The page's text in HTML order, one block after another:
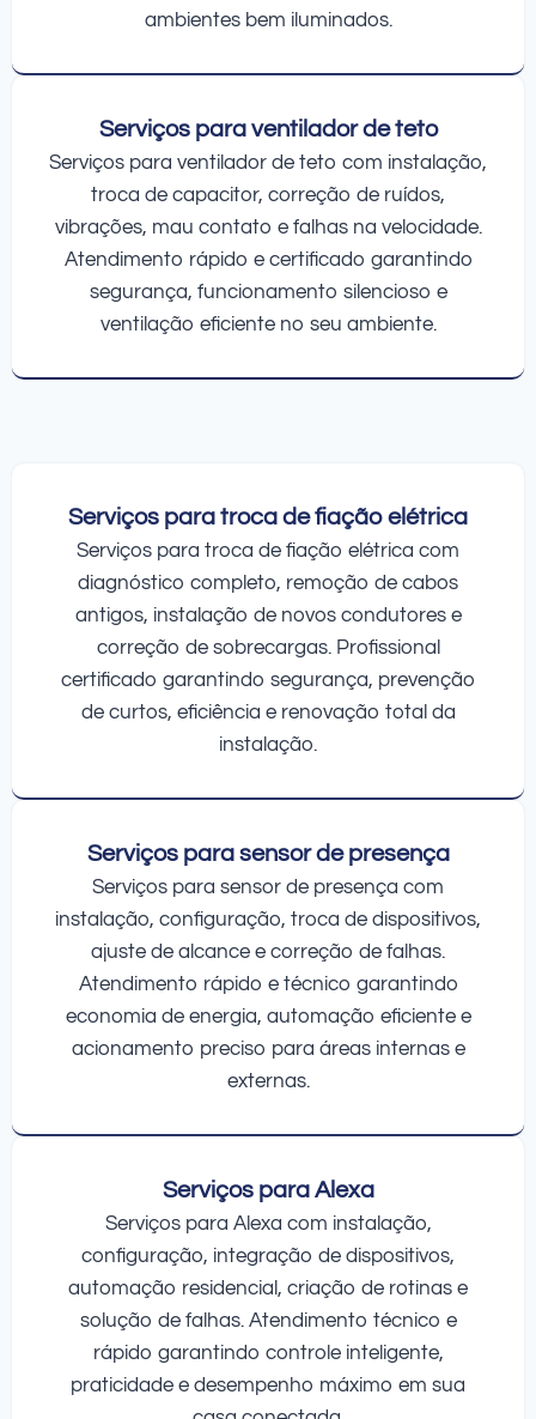
ambientes bem iluminados.
Serviços para ventilador de teto
Serviços para ventilador de teto com instalação,
troca de capacitor, correção de ruídos,
vibrações, mau contato e falhas na velocidade.
Atendimento rápido e certificado garantindo
segurança, funcionamento silencioso e
ventilação eficiente no seu ambiente.
Serviços para troca de fiação elétrica
Serviços para troca de fiação elétrica com
diagnóstico completo, remoção de cabos
antigos, instalação de novos condutores e
correção de sobrecargas. Profissional
certificado garantindo segurança, prevenção
de curtos, eficiência e renovação total da
instalação.
Serviços para sensor de presença
Serviços para sensor de presença com
instalação, configuração, troca de dispositivos,
ajuste de alcance e correção de falhas.
Atendimento rápido e técnico garantindo
economia de energia, automação eficiente e
acionamento preciso para áreas internas e
externas.
Serviços para Alexa
Serviços para Alexa com instalação,
configuração, integração de dispositivos,
automação residencial, criação de rotinas e
solução de falhas. Atendimento técnico e
rápido garantindo controle inteligente,
praticidade e desempenho máximo em sua